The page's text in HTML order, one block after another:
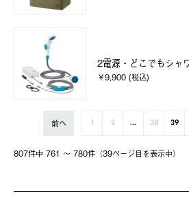
2電源・どこでもシャ
￥9,900 (税込)
807件中 761 〜 780件（39ページ⽬を表⽰中）
前へ 2 ... 38 39